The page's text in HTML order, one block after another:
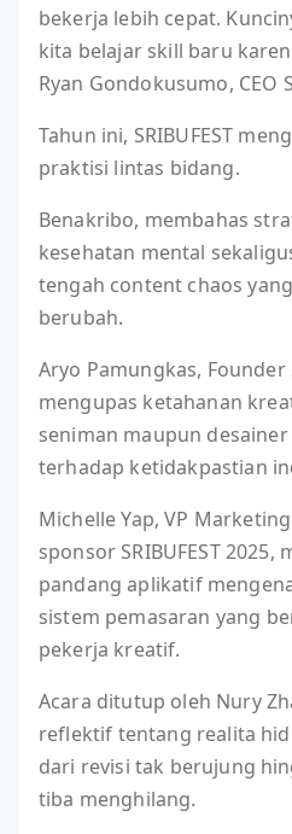
bekerja lebih cepat.
kita belajar skill baru
Ryan Gondokusumo, CEO
Tahun ini, SRIBUFEST
praktisi lintas bidang.
Benakribo, membahas
kesehatan mental
tengah content chaos
berubah.
Aryo Pamungkas, Founder
mengupas ketahanan
seniman maupun
terhadap ketidakpastian
Michelle Yap, VP
sponsor SRIBUFEST
pandang aplikatif
sistem pemasaran yang
pekerja kreatif.
Acara ditutup oleh Nury
reflektif tentang realita
dari revisi tak berujung
tiba menghilang.